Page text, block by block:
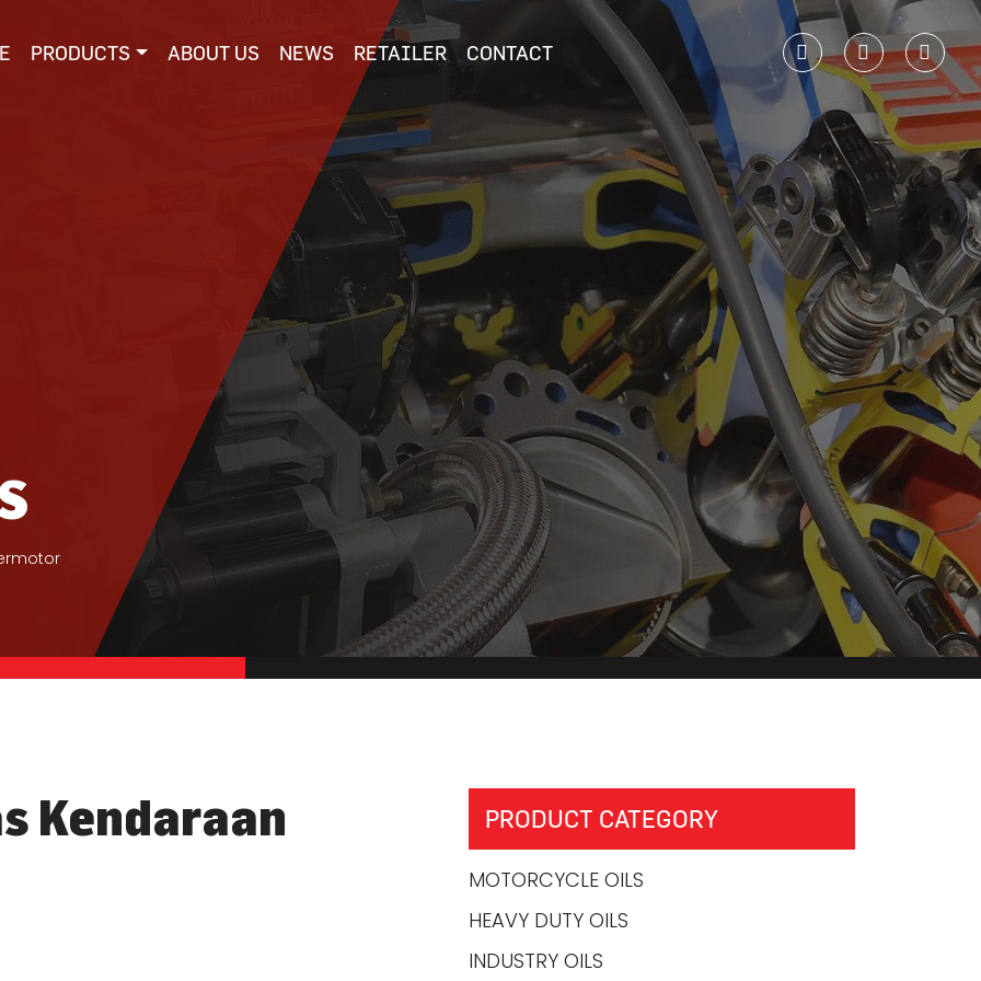
PRODUCTS ABOUT US NEWS RETAILER CONTACT
Kendaraan PRODUCT CATEGORY
MOTORCYCLE OILS
HEAVY DUTY OILS
INDUSTRY OILS